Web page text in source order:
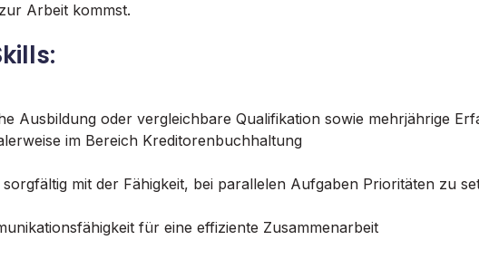
Arbeit kommst.
Ausbildung oder vergleichbare Qualifikation sowie mehrjährige
im Bereich Kreditorenbuchhaltung
mit der Fähigkeit, bei parallelen Aufgaben Prioritäten zu
für eine effiziente Zusammenarbeit